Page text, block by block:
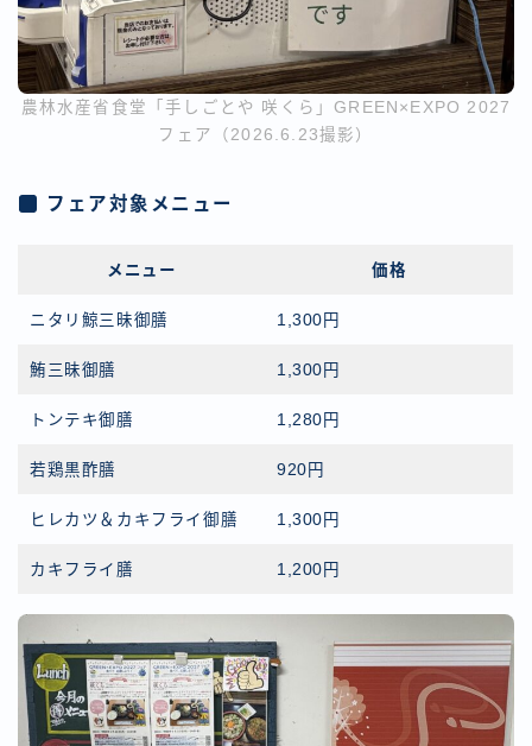
農林水産省食堂「手しごとや 咲くら」GREEN×EXPO 2027
フェア（2026.6.23撮影）
フェア対象メニュー
メニュー 価格
ニタリ鯨三昧御膳 1,300円
鮪三昧御膳 1,300円
トンテキ御膳 1,280円
若鶏黒酢膳 920円
ヒレカツ＆カキフライ御膳 1,300円
カキフライ膳 1,200円